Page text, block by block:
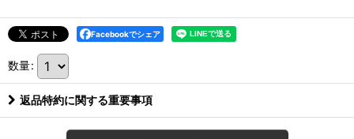
Facebookでシェア
数量:
返品特約に関する重要事項